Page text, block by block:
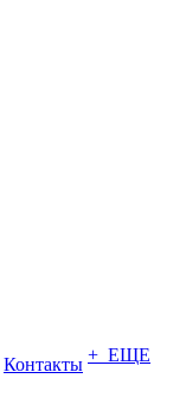
Контакты + ЕЩЕ